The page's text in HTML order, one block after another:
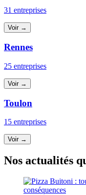
31 entreprises
Voir →
Rennes
25 entreprises
Voir →
Toulon
15 entreprises
Voir →
Nos actualités